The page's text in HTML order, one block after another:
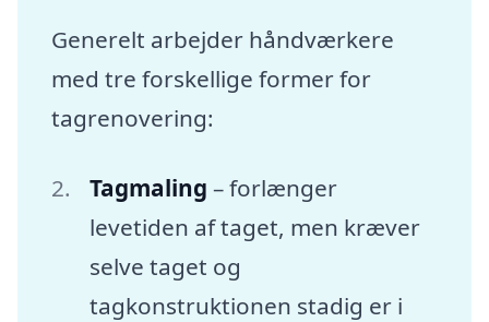
Generelt arbejder håndværkere
med tre forskellige former for
tagrenovering:
Tagmaling – forlænger
levetiden af taget, men kræver
selve taget og
tagkonstruktionen stadig er i